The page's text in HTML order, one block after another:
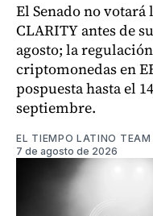
El Senado no votará
CLARITY antes de
agosto; la
criptomonedas en
pospuesta hasta el
septiembre.
EL TIEMPO LATINO TEAM
7 de agosto de 2026